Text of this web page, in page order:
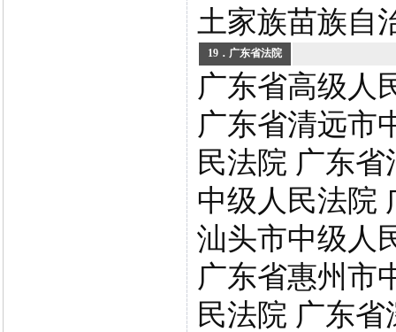
土家族苗族自
19．广东省法院
广东省高级人
广东省清远市
民法院 广东
中级人民法院
汕头市中级人
广东省惠州市
民法院 广东